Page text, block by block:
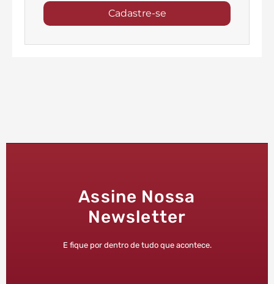
Cadastre-se
Assine Nossa
Newsletter
E fique por dentro de tudo que acontece.